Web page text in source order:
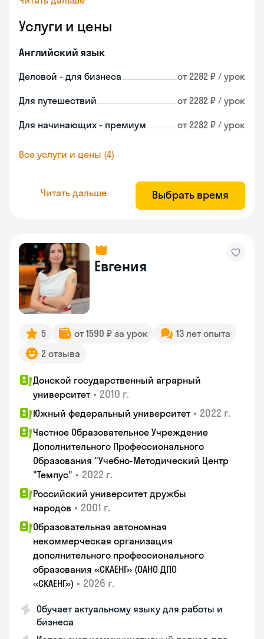
Услуги и цены
Английский язык
Деловой - для бизнеса от 2282 ₽ / урок
Для путешествий от 2282 ₽ / урок
Для начинающих - премиум от 2282 ₽ / урок
Все услуги и цены (4)
Читать дальше Выбрать время
Евгения
5 от 1590 ₽ за урок
13 лет опыта
2 отзыва
Донской государственный аграрный
университет • 2010 г.
Южный федеральный университет • 2022 г.
Частное Образовательное Учреждение
Дополнительного Профессионального
Образования "Учебно-Методический Центр
"Темпус" • 2022 г.
Российский университет дружбы
народов • 2001 г.
Образовательная автономная
некоммерческая организация
дополнительного профессионального
образования «СКАЕНГ» (ОАНО ДПО
«СКАЕНГ») • 2026 г.
Обучает актуальному языку для работы и
бизнеса